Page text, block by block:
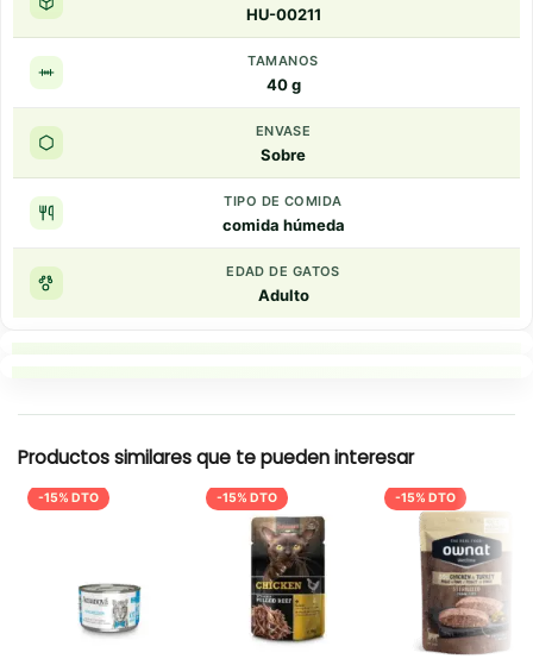
HU-00211
TAMANOS
40 g
ENVASE
Sobre
TIPO DE COMIDA
comida húmeda
EDAD DE GATOS
Adulto
Productos similares que te pueden interesar
-15% DTO -15% DTO -15% DTO